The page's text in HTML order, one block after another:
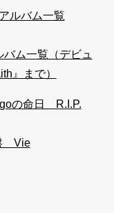
ルバム一覧
ム一覧（デビュ
』まで）
の命日 R.I.P.
Vie